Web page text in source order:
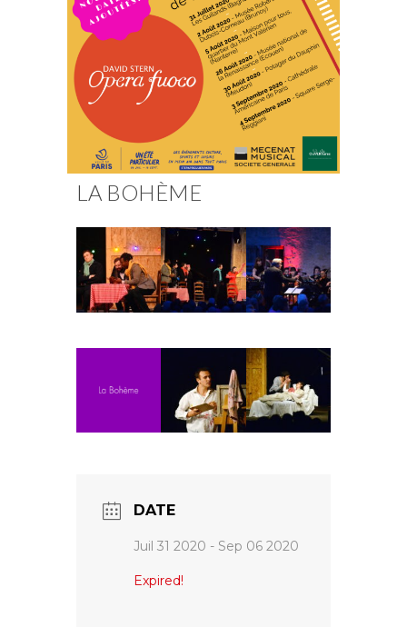
Fuoco Obbligato
Fuoco Jazz
Archives
Vidéos
Galerie
Nous soutenir
LA BOHÈME
DATE
Juil 31 2020 - Sep 06 2020
Expired!